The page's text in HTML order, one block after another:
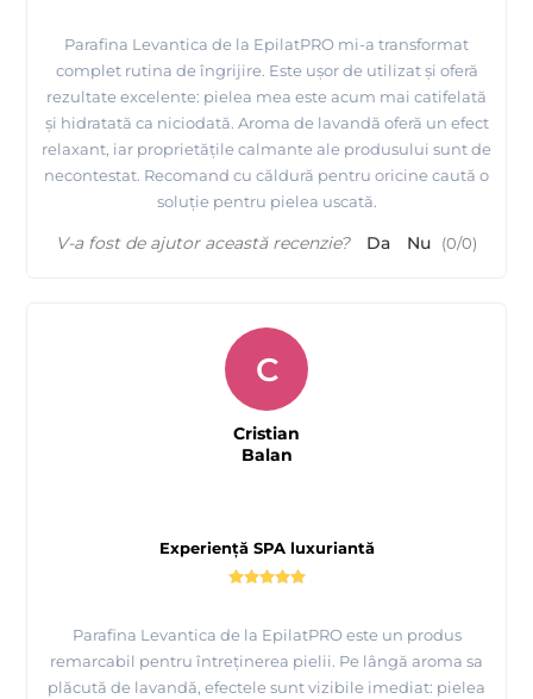
Parafina Levantica de la EpilatPRO mi-a transformat
complet rutina de îngrijire. Este ușor de utilizat și oferă
rezultate excelente: pielea mea este acum mai catifelată
și hidratată ca niciodată. Aroma de lavandă oferă un efect
relaxant, iar proprietățile calmante ale produsului sunt de
necontestat. Recomand cu căldură pentru oricine caută o
soluție pentru pielea uscată.
V-a fost de ajutor această recenzie? Da Nu (0/0)
Experiență SPA luxuriantă
Parafina Levantica de la EpilatPRO este un produs
remarcabil pentru întreținerea pielii. Pe lângă aroma sa
plăcută de lavandă, efectele sunt vizibile imediat: pielea
C
Cristian
Balan